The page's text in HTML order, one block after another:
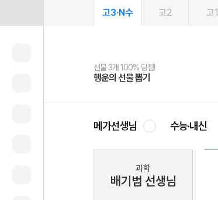
고3·N수 고2 고1
선물 3개 100% 당첨!
행운의 선물 뽑기
선물 100% 증정!
메가스터디 X 올리브
여름방학 스터디 캐시백
메가런 썸머스쿨
2027 러셀 단과
강사 공개선발
스마트러닝앱
설문 EVENT
메가패스
3일 무료 체험권
메가패스 수강생 무료혜택!
메가클럽 멤버십
사회공헌 캠페인
희망이룸 메가나눔
메가선생님 수능·내신
과학
배기범 선생님